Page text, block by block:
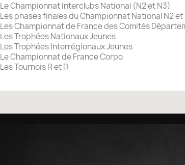
Le Championnat Interclubs National (N2 et N3)
Les phases finales du Championnat National N2 et
Les Championnat de France des Comités
Les Trophées Nationaux Jeunes
Les Trophées Interrégionaux Jeunes
Le Championnat de France Corpo
Les Tournois R et D